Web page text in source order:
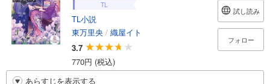
TL
TL小説
東万里央 / 織屋イト
3.7
770円 (税込)
試し読み
フォロー
あらすじを表示する